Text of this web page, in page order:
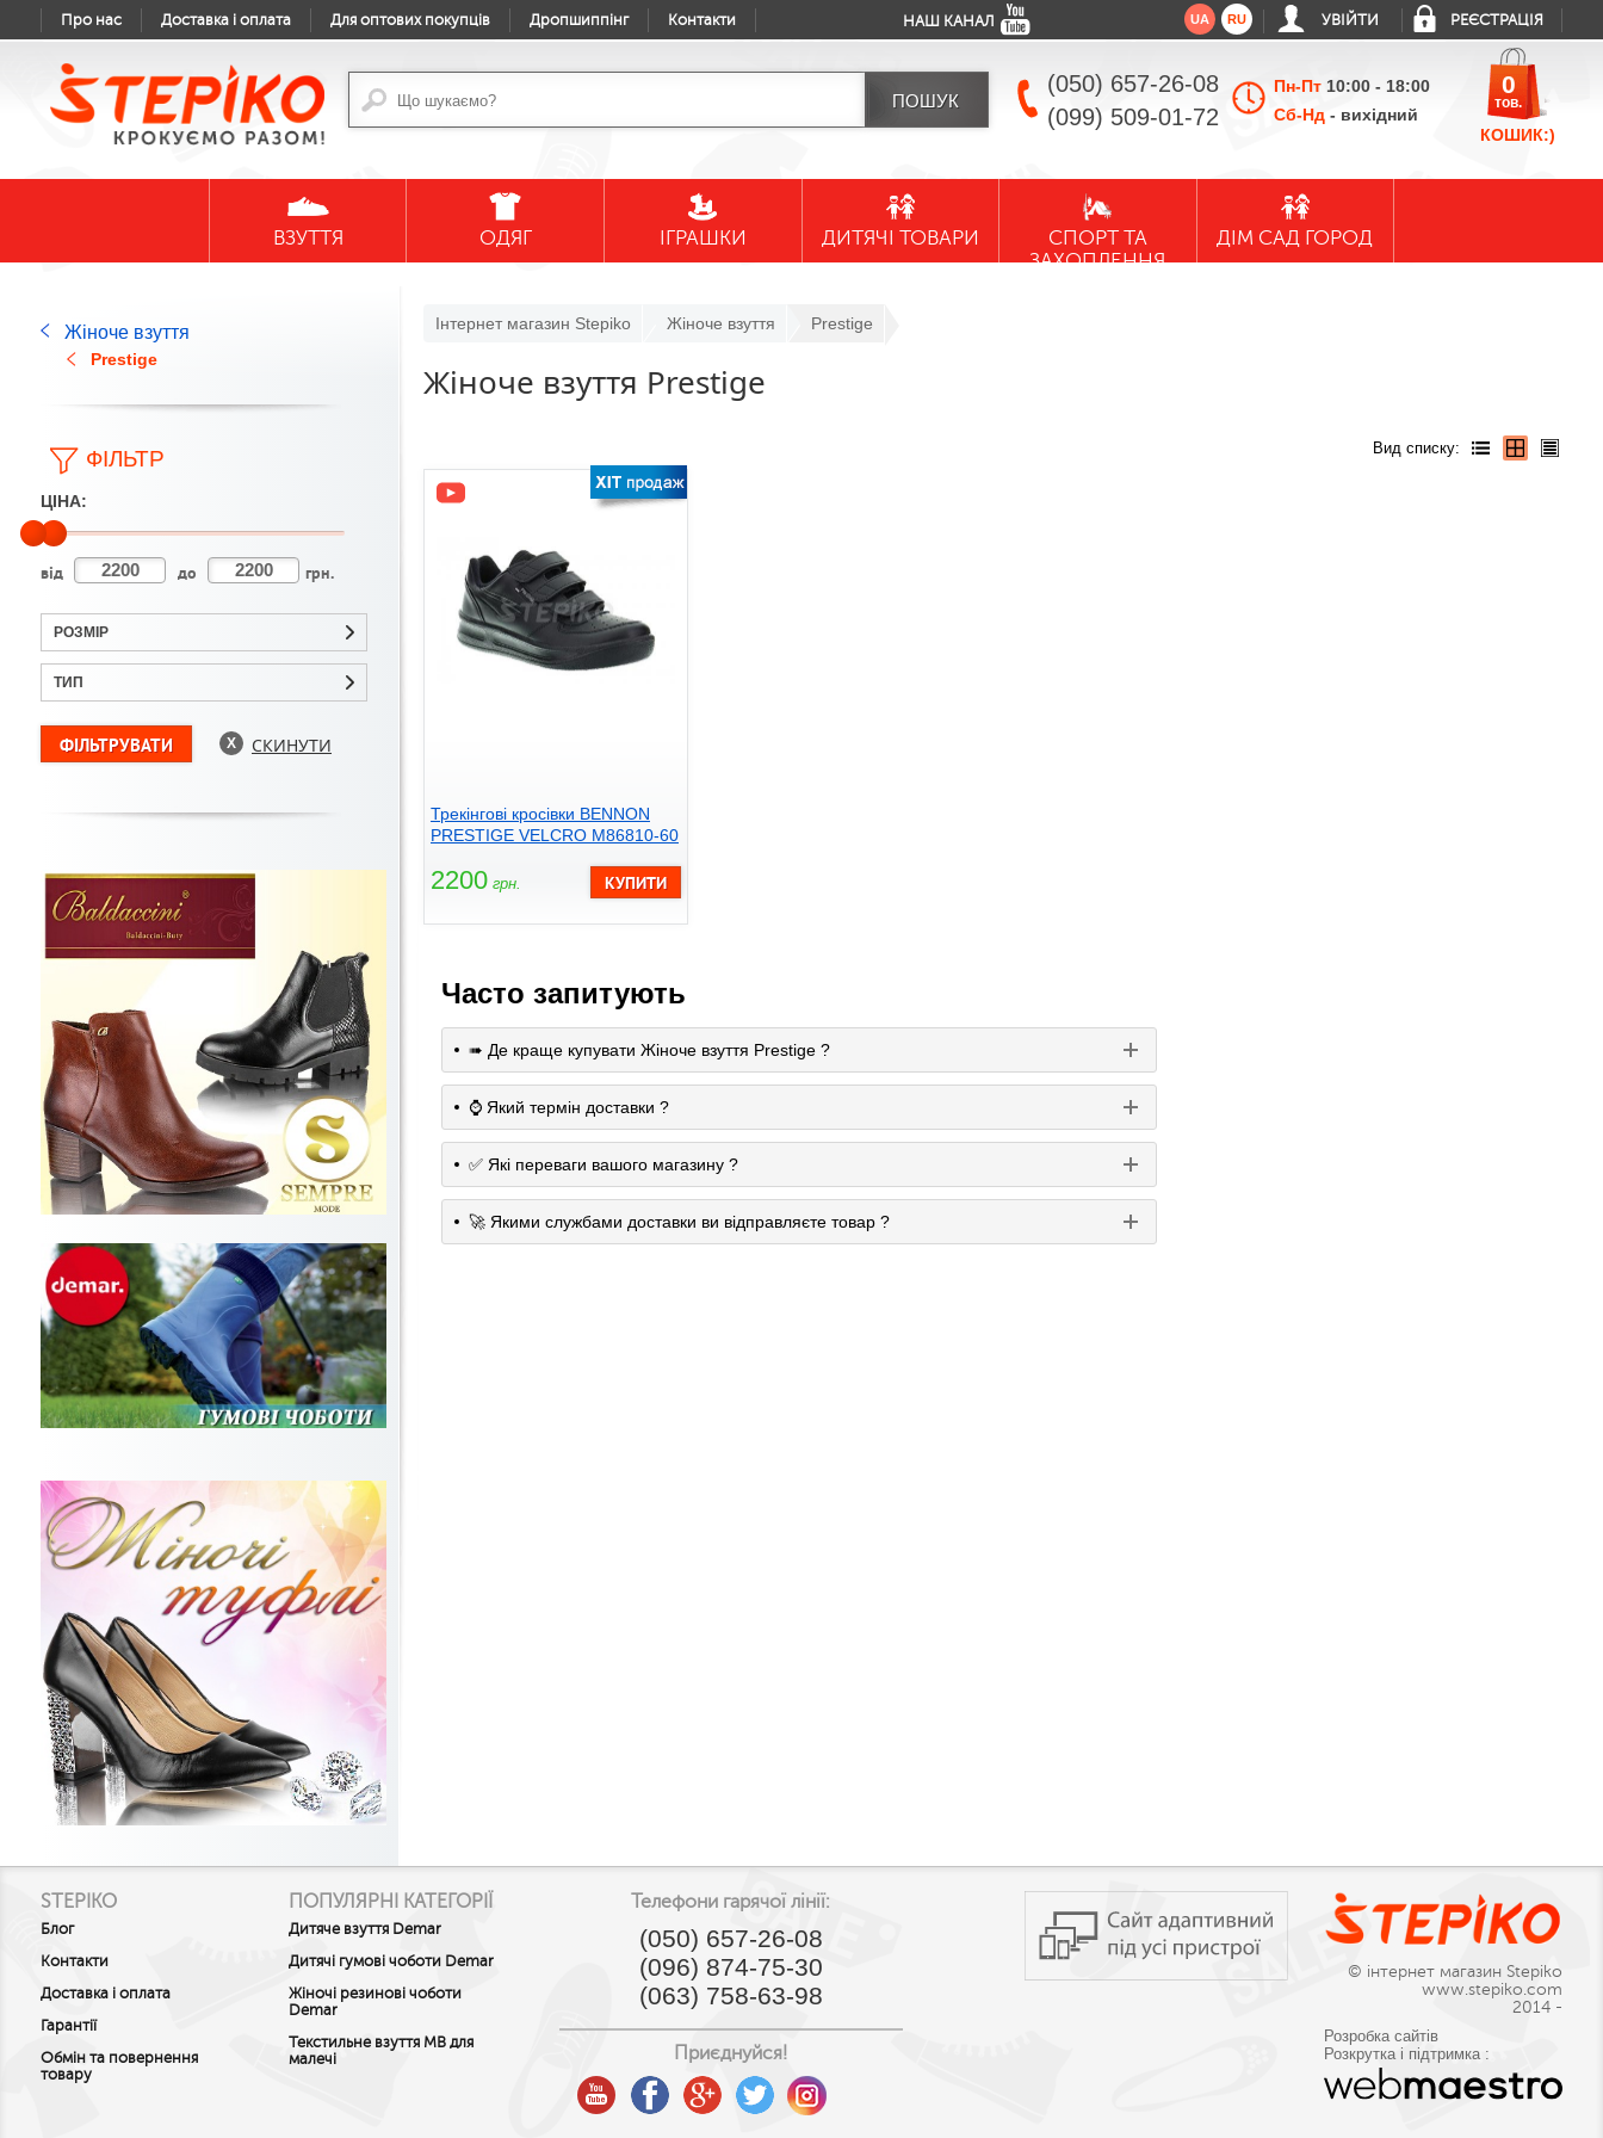
Про нас Доставка і оплата Для оптових покупців Дропшиппінг Контакти НАШ КАНАЛ UA RU УВІЙТИ РЕЄСТРАЦІЯ
(050) 657-26-08
(099) 509-01-72
Пн-Пт 10:00 - 18:00
Сб-Нд - вихідний
КОШИК:)
0
тов.
ВЗУТТЯ ОДЯГ ІГРАШКИ ДИТЯЧІ ТОВАРИ
СПОРТ ТА
ЗАХОПЛЕННЯ
ДІМ САД ГОРОД
Жіноче взуття
Prestige
ФІЛЬТР
ЦІНА:
від до грн.
РОЗМІР
ТИП
СКИНУТИ
Інтернет магазин Stepiko Жіноче взуття Prestige
Жіноче взуття Prestige
Вид списку:
Трекінгові кросівки BENNON
PRESTIGE VELCRO M86810-60
2200 грн.
Часто запитують
➠ Де краще купувати Жіноче взуття Prestige ?
⌚️ Який термін доставки ?
✅ Які переваги вашого магазину ?
🚀 Якими службами доставки ви відправляєте товар ?
STEPIKO
Блог
Контакти
Доставка і оплата
Гарантії
Обмін та повернення
товару
ПОПУЛЯРНІ КАТЕГОРІЇ
Дитяче взуття Demar
Дитячі гумові чоботи Demar
Жіночі резинові чоботи
Demar
Текстильне взуття MB для
малечі
Телефони гарячої лінії:
(050) 657-26-08
(096) 874-75-30
(063) 758-63-98
Приєднуйся!
youtubefacebookgoogle
plus
twitterinstagram
© інтернет магазин Stepiko
www.stepiko.com
2014 -
Розробка сайтів
Розкрутка і підтримка :